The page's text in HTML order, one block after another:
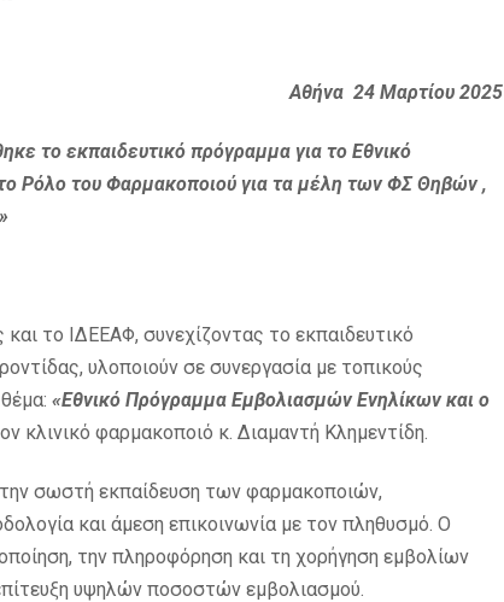
Αθήνα 24 Μαρτίου 2025
το εκπαιδευτικό πρόγραμμα για το Εθνικό
Ρόλο του Φαρμακοποιού για τα μέλη των ΦΣ Θηβών ,
το ΙΔΕΕΑΦ, συνεχίζοντας το εκπαιδευτικό
υλοποιούν σε συνεργασία με τοπικούς
«Εθνικό Πρόγραμμα Εμβολιασμών Ενηλίκων και ο
κλινικό φαρμακοποιό κ. Διαμαντή Κλημεντίδη.
σωστή εκπαίδευση των φαρμακοποιών,
και άμεση επικοινωνία με τον πληθυσμό. Ο
την πληροφόρηση και τη χορήγηση εμβολίων
υψηλών ποσοστών εμβολιασμού.